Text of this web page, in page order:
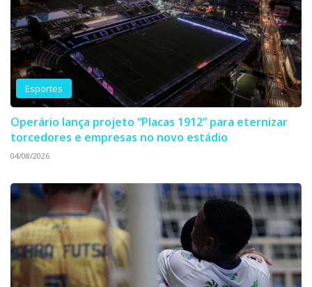
Esportes
Operário lança projeto “Placas 1912” para eternizar
torcedores e empresas no novo estádio
04/08/2026